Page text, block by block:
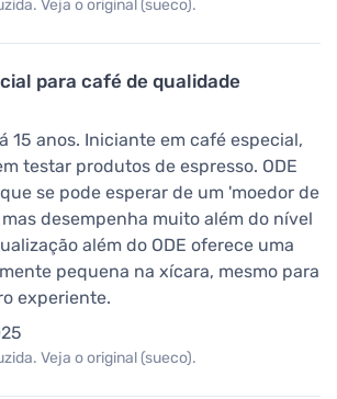
Veja o original (sueco).
para café de qualidade
15 anos. Iniciante em café especial,
testar produtos de espresso. ODE
se pode esperar de um 'moedor de
desempenha muito além do nível
além do ODE oferece uma
pequena na xícara, mesmo para
experiente.
Veja o original (sueco).